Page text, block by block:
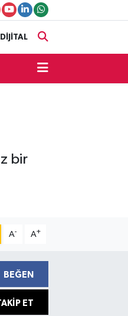
bir
A- A+
BEĞEN
ET